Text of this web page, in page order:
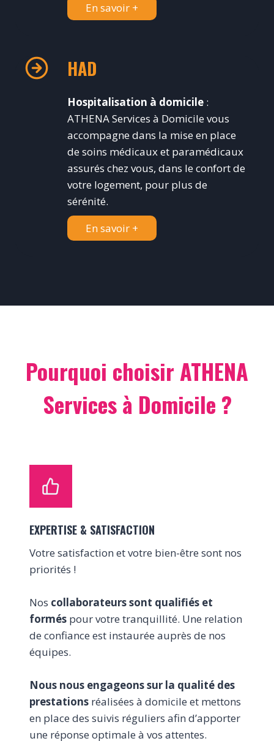
En savoir +
HAD
Hospitalisation à domicile :
ATHENA Services à Domicile vous
accompagne dans la mise en place
de soins médicaux et paramédicaux
assurés chez vous, dans le confort de
votre logement, pour plus de
sérénité.
En savoir +
Pourquoi choisir ATHENA
Services à Domicile ?
EXPERTISE & SATISFACTION
Votre satisfaction et votre bien-être sont nos
priorités !
Nos collaborateurs sont qualifiés et
formés pour votre tranquillité. Une relation
de confiance est instaurée auprès de nos
équipes.
Nous nous engageons sur la qualité des
prestations réalisées à domicile et mettons
en place des suivis réguliers afin d’apporter
une réponse optimale à vos attentes.